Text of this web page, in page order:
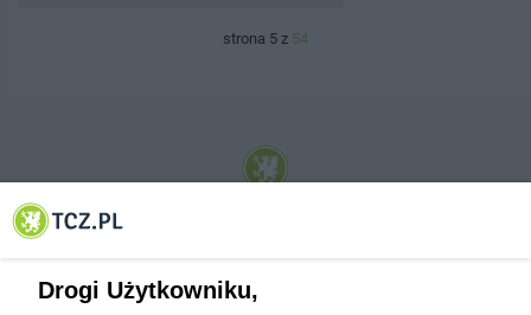
strona 5 z 54
© 2001-2026 Tczew - TCZ.PL Sp. z o.o. Internetowy Serwis Informacyjny Miasta
Drogi Użytkowniku,